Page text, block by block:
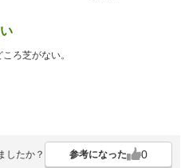
ろ芝がない。
したか？ 参考になった 0